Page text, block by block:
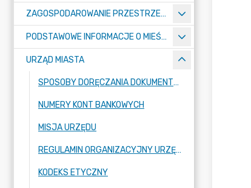
ZAGOSPODAROWANIE PRZESTRZENNE
PODSTAWOWE INFORMACJE O MIEŚCIE
URZĄD MIASTA
SPOSOBY DORĘCZANIA DOKUMENTÓW DO URZĘDU MIASTA RADZIONKÓW
NUMERY KONT BANKOWYCH
MISJA URZĘDU
REGULAMIN ORGANIZACYJNY URZĘDU
KODEKS ETYCZNY